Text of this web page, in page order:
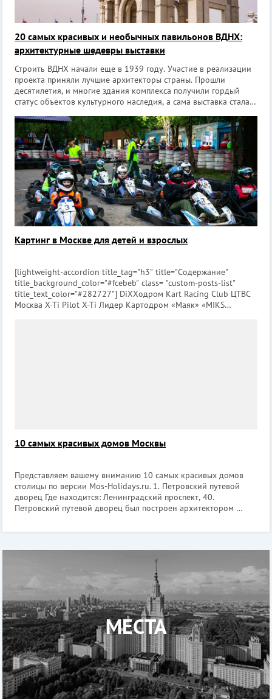
20 самых красивых и необычных павильонов ВДНХ:
архитектурные шедевры выставки
Строить ВДНХ начали еще в 1939 году. Участие в реализации
проекта приняли лучшие архитекторы страны. Прошли
десятилетия, и многие здания комплекса получили гордый
статус объектов культурного наследия, а сама выставка стала
самых изысканных и
Картинг в Москве для детей и взрослых
[lightweight-accordion title_tag="h3" title="Содержание"
title_background_color="#fcebeb" class= "custom-posts-list"
title_text_color="#282727"] DiXXодром Kart Racing Club ЦТВС
Москва X-Ti Pilot X-Ti Лидер Картодром «Маяк» «MIKS
10 самых красивых домов Москвы
Представляем вашему вниманию 10 самых красивых домов
столицы по версии Mos-Holidays.ru. 1. Петровский путевой
дворец Где находится: Ленинградский проспект, 40.
Петровский путевой дворец был построен архитектором
хотела таким образом увеков
МЕСТА